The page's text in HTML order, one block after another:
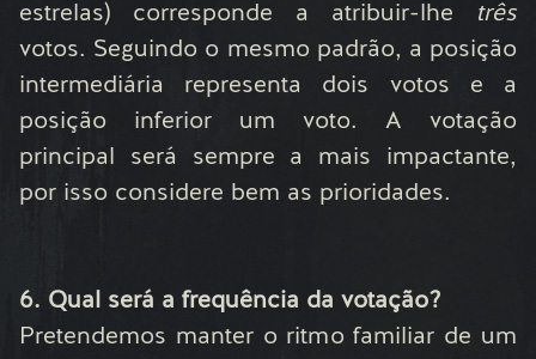
estrelas) corresponde a atribuir-lhe três
votos. Seguindo o mesmo padrão, a posição
intermediária representa dois votos e a
posição inferior um voto. A votação
principal será sempre a mais impactante,
por isso considere bem as prioridades.
6. Qual será a frequência da votação?
Pretendemos manter o ritmo familiar de um